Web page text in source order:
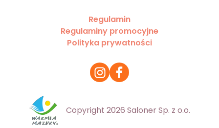
Regulamin
Regulaminy promocyjne
Polityka prywatności
Copyright 2026 Saloner Sp. z o.o.